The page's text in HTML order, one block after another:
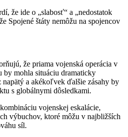
že ide o „slabosť“ a „nedostatok
Spojené štáty nemôžu na spojencov
že priama vojenská operácia v
by mohla situáciu dramaticky
a akékoľvek ďalšie zásahy by
s globálnymi dôsledkami.
vojenskej eskalácie,
výbuchov, ktoré môžu v najbližších
síl.